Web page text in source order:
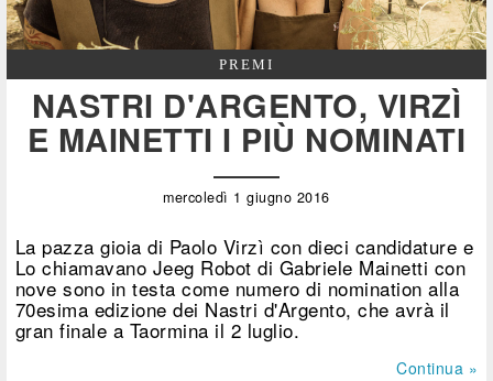
PREMI
NASTRI D'ARGENTO, VIRZÌ
E MAINETTI I PIÙ NOMINATI
mercoledì 1 giugno 2016
La pazza gioia di Paolo Virzì con dieci candidature e
Lo chiamavano Jeeg Robot di Gabriele Mainetti con
nove sono in testa come numero di nomination alla
70esima edizione dei Nastri d'Argento, che avrà il
gran finale a Taormina il 2 luglio.
Continua »